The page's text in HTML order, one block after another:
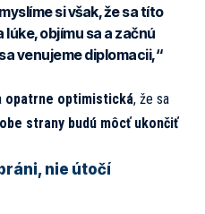
si však, že sa títo
objímu sa a začnú
venujeme diplomacii,“
opatrne optimistická, že sa
obe strany budú môcť ukončiť
nie útočí